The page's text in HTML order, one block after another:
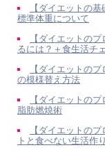
【ダイエットの
標準体重について
【ダイエットの
るには？＋食生活チ
【ダイエットの
の模様替え方法
【ダイエットの
脂肪燃焼術
【ダイエットの
トと食べない生活作り